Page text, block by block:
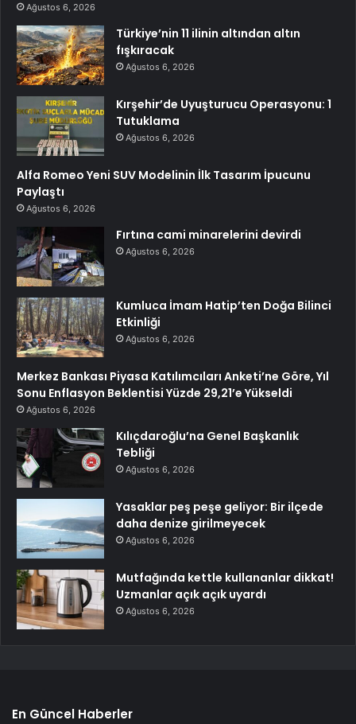
Ağustos 6, 2026
Türkiye’nin 11 ilinin altından altın
fışkıracak
Ağustos 6, 2026
Kırşehir’de Uyuşturucu Operasyonu: 1
Tutuklama
Ağustos 6, 2026
Alfa Romeo Yeni SUV Modelinin İlk Tasarım İpucunu
Paylaştı
Ağustos 6, 2026
Fırtına cami minarelerini devirdi
Ağustos 6, 2026
Kumluca İmam Hatip’ten Doğa Bilinci
Etkinliği
Ağustos 6, 2026
Merkez Bankası Piyasa Katılımcıları Anketi’ne Göre, Yıl
Sonu Enflasyon Beklentisi Yüzde 29,21’e Yükseldi
Ağustos 6, 2026
Kılıçdaroğlu’na Genel Başkanlık
Tebliği
Ağustos 6, 2026
Yasaklar peş peşe geliyor: Bir ilçede
daha denize girilmeyecek
Ağustos 6, 2026
Mutfağında kettle kullananlar dikkat!
Uzmanlar açık açık uyardı
Ağustos 6, 2026
En Güncel Haberler